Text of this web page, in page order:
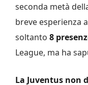
seconda metà
breve esperienza
soltanto 8
League, ma ha
La Juventus non